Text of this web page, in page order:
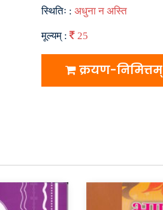
स्थितिः : अधुना न अस्ति
मूल्यम् : 25
क्रयण-निमित्तम्